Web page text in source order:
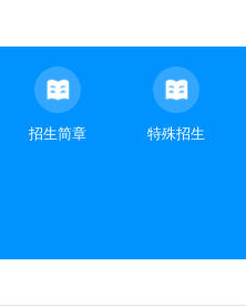
招生简章 特殊招生